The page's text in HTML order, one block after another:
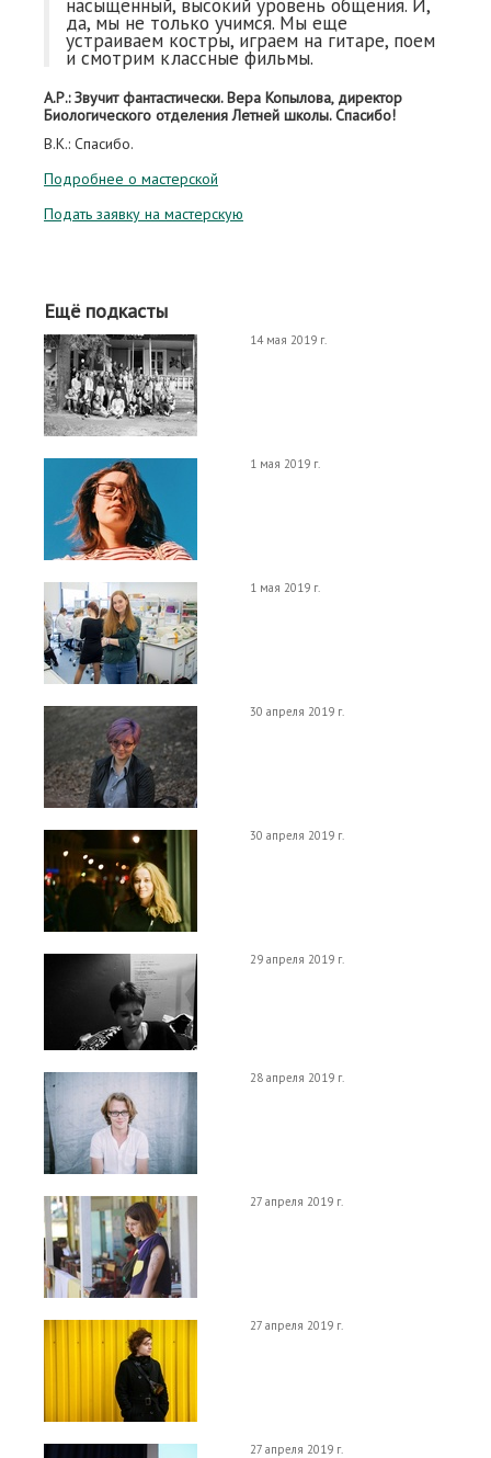
да, мы не только учимся. Мы еще
устраиваем костры, играем на гитаре, поем
и смотрим классные фильмы.
А.Р.: Звучит фантастически. Вера Копылова, директор
Биологического отделения Летней школы. Спасибо!
В.К.: Спасибо.
Подробнее о мастерской
Подать заявку на мастерскую
Ещё подкасты
14 мая 2019 г.
1 мая 2019 г.
1 мая 2019 г.
30 апреля 2019 г.
30 апреля 2019 г.
29 апреля 2019 г.
28 апреля 2019 г.
27 апреля 2019 г.
27 апреля 2019 г.
27 апреля 2019 г.